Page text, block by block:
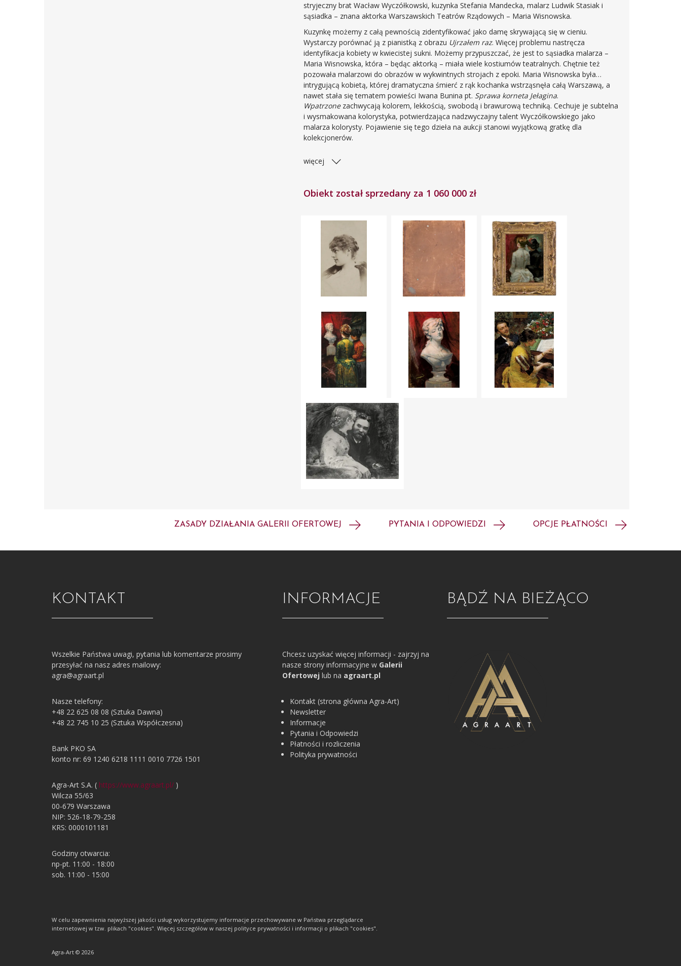
stryjeczny brat Wacław Wyczółkowski, kuzynka Stefania Mandecka, malarz Ludwik Stasiak i
sąsiadka – znana aktorka Warszawskich Teatrów Rządowych – Maria Wisnowska.
Kuzynkę możemy z całą pewnością zidentyfikować jako damę skrywającą się w cieniu.
Wystarczy porównać ją z pianistką z obrazu Ujrzałem raz. Więcej problemu nastręcza
identyfikacja kobiety w kwiecistej sukni. Możemy przypuszczać, że jest to sąsiadka malarza –
Maria Wisnowska, która – będąc aktorką – miała wiele kostiumów teatralnych. Chętnie też
pozowała malarzowi do obrazów w wykwintnych strojach z epoki. Maria Wisnowska była
intrygującą kobietą, której dramatyczna śmierć z rąk kochanka wstrząsnęła całą Warszawą, a
nawet stała się tematem powieści Iwana Bunina pt. Sprawa korneta Jełagina.
Wpatrzonezachwycają kolorem, lekkością, swobodą i brawurową techniką. Cechuje je subtelna
i wysmakowana kolorystyka, potwierdzająca nadzwyczajny talent Wyczółkowskiego jako
malarza kolorysty. Pojawienie się tego dzieła na aukcji stanowi wyjątkową gratkę dla
kolekcjonerów.
więcej
Obiekt został sprzedany za 1 060 000 zł
ZASADY DZIAŁANIA GALERII OFERTOWEJ PYTANIA I ODPOWIEDZI OPCJE PŁATNOŚCI
BĄDŹ NA BIEŻĄCO
INFORMACJE
Chcesz uzyskać więcej informacji - zajrzyj na
nasze strony informacyjne w Galerii
Ofertowej lub na agraart.pl
Kontakt (strona główna Agra-Art)
Newsletter
Informacje
Pytania i Odpowiedzi
Płatności i rozliczenia
Polityka prywatności
KONTAKT
Wszelkie Państwa uwagi, pytania lub komentarze prosimy
przesyłać na nasz adres mailowy:
agra@agraart.pl
Nasze telefony:
+48 22 625 08 08 (Sztuka Dawna)
+48 22 745 10 25 (Sztuka Współczesna)
Bank PKO SA
konto nr: 69 1240 6218 1111 0010 7726 1501
Agra-Art S.A. ( https://www.agraart.pl/ )
Wilcza 55/63
00-679 Warszawa
NIP: 526-18-79-258
KRS: 0000101181
Godziny otwarcia:
np-pt. 11:00 - 18:00
sob. 11:00 - 15:00
W celu zapewnienia najwyższej jakości usług wykorzystujemy informacje przechowywane w Państwa przeglądarce
internetowej w tzw. plikach "cookies". Więcej szczegółów w naszej polityce prywatności i informacji o plikach "cookies".
Agra-Art © 2026